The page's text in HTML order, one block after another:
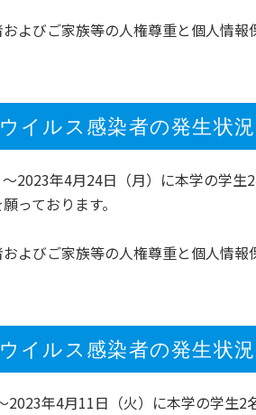
よびご家族等の人権尊重と個人情報
イルス感染者の発生状
2023年4月24日（月）に本学の学
っております。
よびご家族等の人権尊重と個人情報
イルス感染者の発生状
2023年4月11日（火）に本学の学生